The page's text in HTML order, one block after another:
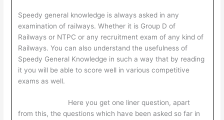
Speedy general knowledge is always asked in any
examination of railways. Whether it is Group D of
Railways or NTPC or any recruitment exam of any kind of
Railways. You can also understand the usefulness of
Speedy General Knowledge in such a way that by reading
it you will be able to score well in various competitive
exams as well.
Here you get one liner question, apart
from this, the questions which have been asked so far in